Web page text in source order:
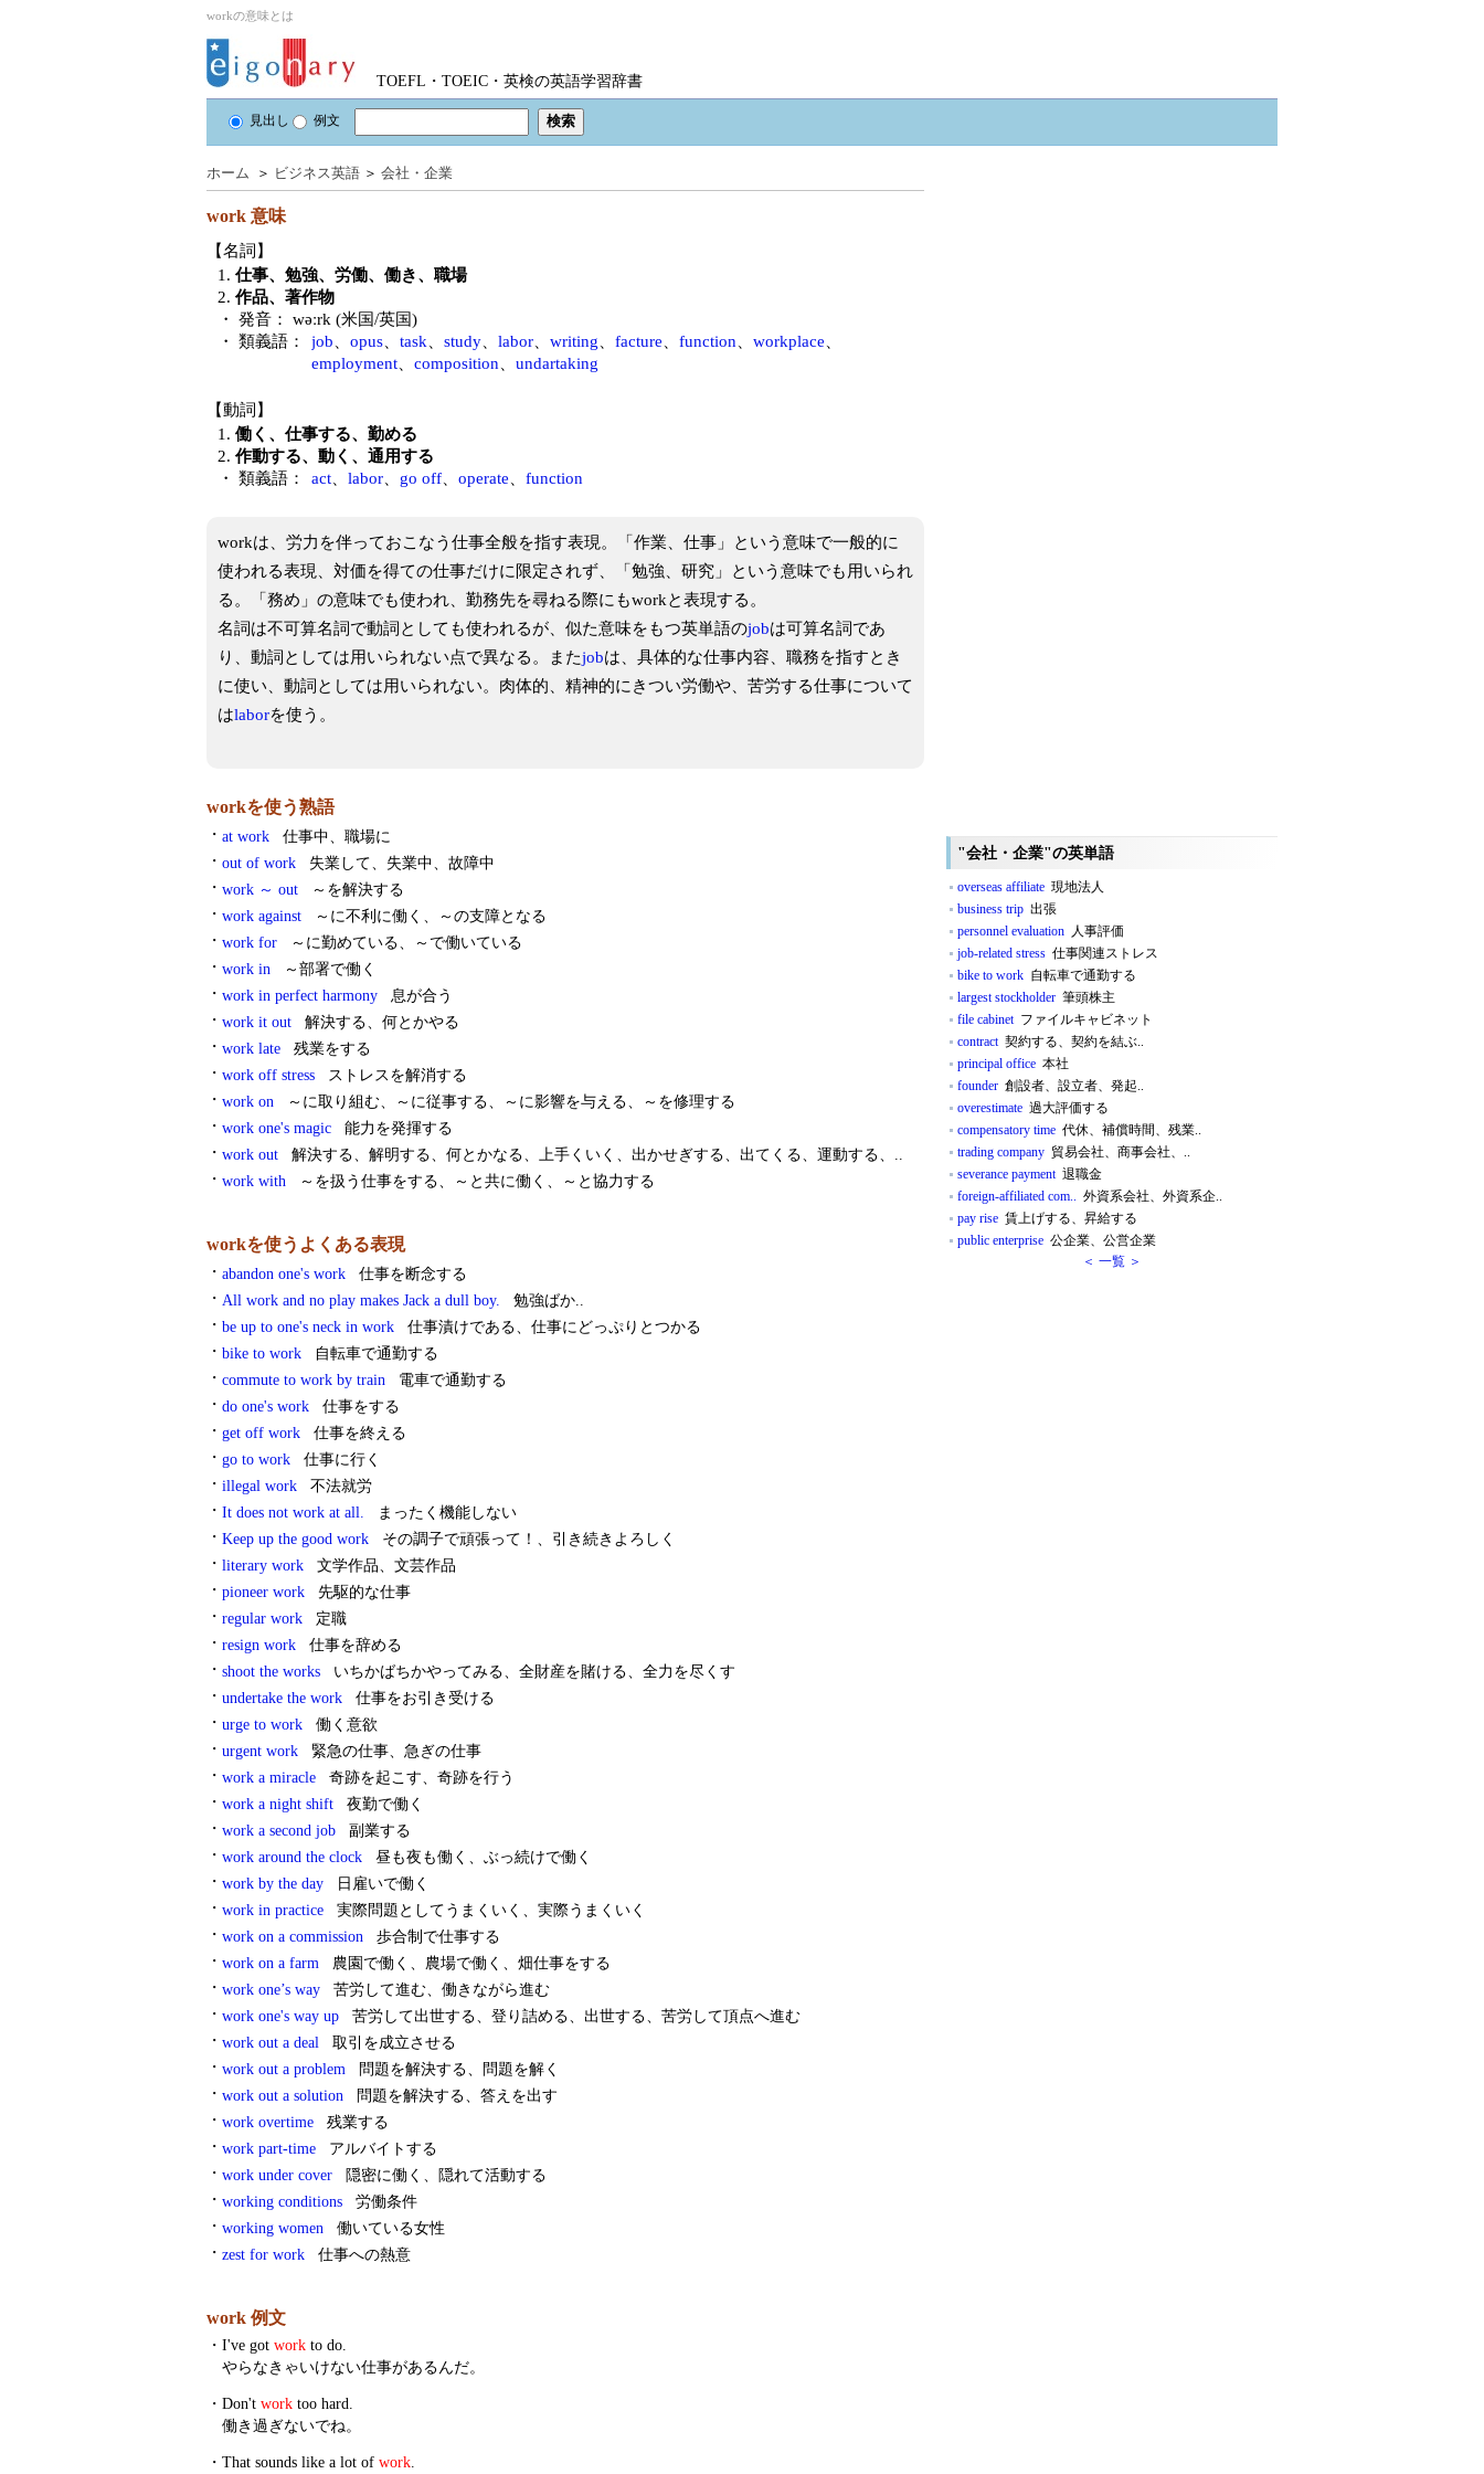
workの意味とは
TOEFL・TOEIC・英検の英語学習辞書
見出し 例文
ホーム ＞ ビジネス英語 ＞ 会社・企業
work 意味
【名詞】
1. 仕事、勉強、労働、働き、職場
2. 作品、著作物
・ 発音：
wəːrk (米国/英国)
・ 類義語：
job opus task study labor writing facture function workplace
employment
composition undartaking
【動詞】
1. 働く、仕事する、勤める
2. 作動する、動く、通用する
・ 類義語：
act labor go off operate function
workは、労力を伴っておこなう仕事全般を指す表現。「作業、仕事」という意味で一般的に
使われる表現、対価を得ての仕事だけに限定されず、「勉強、研究」という意味でも用いられ
る。「務め」の意味でも使われ、勤務先を尋ねる際にもworkと表現する。
名詞は不可算名詞で動詞としても使われるが、似た意味をもつ英単語のjobは可算名詞であ
り、動詞としては用いられない点で異なる。またjobは、具体的な仕事内容、職務を指すとき
に使い、動詞としては用いられない。肉体的、精神的にきつい労働や、苦労する仕事について
はlaborを使う。
workを使う熟語
・ at work
仕事中、職場に
・ out of work
失業して、失業中、故障中
・ work ～ out
～を解決する
・ work against
～に不利に働く、～の支障となる
・ work for
～に勤めている、～で働いている
・ work in
～部署で働く
・ work in perfect harmony
息が合う
・ work it out
解決する、何とかやる
・ work late
残業をする
・ work off stress
ストレスを解消する
・ work on
～に取り組む、～に従事する、～に影響を与える、～を修理する
・ work one's magic
能力を発揮する
・ work out
解決する、解明する、何とかなる、上手くいく、出かせぎする、出てくる、運動する、..
・ work with ～を扱う仕事をする、～と共に働く、～と協力する
workを使うよくある表現
・ abandon one's work
仕事を断念する
・ All work and no play makes Jack a dull boy.
勉強ばか..
・ be up to one's neck in work
仕事漬けである、仕事にどっぷりとつかる
・ bike to work
自転車で通勤する
・ commute to work by train
電車で通勤する
・ do one's work
仕事をする
・ get off work
仕事を終える
・ go to work
仕事に行く
・ illegal work
不法就労
・ It does not work at all.
まったく機能しない
・ Keep up the good work
その調子で頑張って！、引き続きよろしく
・ literary work
文学作品、文芸作品
・ pioneer work
先駆的な仕事
・ regular work
定職
・ resign work
仕事を辞める
・ shoot the works
いちかばちかやってみる、全財産を賭ける、全力を尽くす
・ undertake the work
仕事をお引き受ける
・ urge to work
働く意欲
・ urgent work
緊急の仕事、急ぎの仕事
・ work a miracle
奇跡を起こす、奇跡を行う
・ work a night shift
夜勤で働く
・ work a second job
副業する
・ work around the clock
昼も夜も働く、ぶっ続けで働く
・ work by the day
日雇いで働く
・ work in practice
実際問題としてうまくいく、実際うまくいく
・ work on a commission
歩合制で仕事する
・ work on a farm
農園で働く、農場で働く、畑仕事をする
・ work one’s way
苦労して進む、働きながら進む
・ work one's way up
苦労して出世する、登り詰める、出世する、苦労して頂点へ進む
・ work out a deal
取引を成立させる
・ work out a problem
問題を解決する、問題を解く
・ work out a solution
問題を解決する、答えを出す
・ work overtime
残業する
・ work part-time
アルバイトする
・ work under cover
隠密に働く、隠れて活動する
・ working conditions
労働条件
・ working women
働いている女性
・ zest for work 仕事への熱意
work 例文
・ I've got work to do.
やらなきゃいけない仕事があるんだ。
・ Don't work too hard.
働き過ぎないでね。
・ That sounds like a lot of work.
"会社・企業"の英単語
overseas affiliate 現地法人
business trip 出張
personnel evaluation 人事評価
job-related stress 仕事関連ストレス
bike to work 自転車で通勤する
largest stockholder 筆頭株主
file cabinetファイルキャビネット
contract契約する、契約を結ぶ..
principal office 本社
founder 創設者、設立者、発起..
overestimate 過大評価する
compensatory time 代休、補償時間、残業..
trading company 貿易会社、商事会社、..
severance payment退職金
foreign-affiliated com.. 外資系会社、外資系企..
pay rise 賃上げする、昇給する
public enterprise 公企業、公営企業
＜ 一覧 ＞